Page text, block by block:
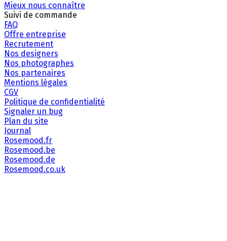
Mieux nous connaître
Suivi de commande
FAQ
Offre entreprise
Recrutement
Nos designers
Nos photographes
Nos partenaires
Mentions légales
CGV
Politique de confidentialité
Signaler un bug
Plan du site
Journal
Rosemood.fr
Rosemood.be
Rosemood.de
Rosemood.co.uk